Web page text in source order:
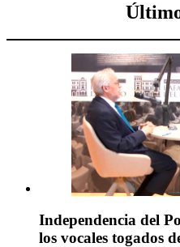
Independencia del
los vocales togados